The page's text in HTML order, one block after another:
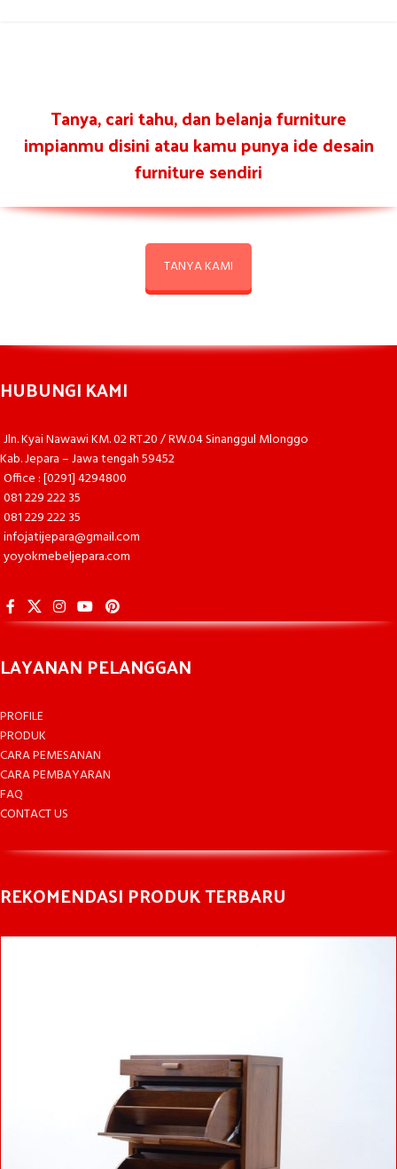
Tanya, cari tahu, dan belanja furniture
impianmu disini atau kamu punya ide desain
furniture sendiri
TANYA KAMI
HUBUNGI KAMI
Jln. Kyai Nawawi KM. 02 RT.20 / RW.04 Sinanggul Mlonggo
Kab. Jepara – Jawa tengah 59452
Office : [0291] 4294800
081 229 222 35
081 229 222 35
infojatijepara@gmail.com
yoyokmebeljepara.com
LAYANAN PELANGGAN
PROFILE
PRODUK
CARA PEMESANAN
CARA PEMBAYARAN
FAQ
CONTACT US
REKOMENDASI PRODUK TERBARU